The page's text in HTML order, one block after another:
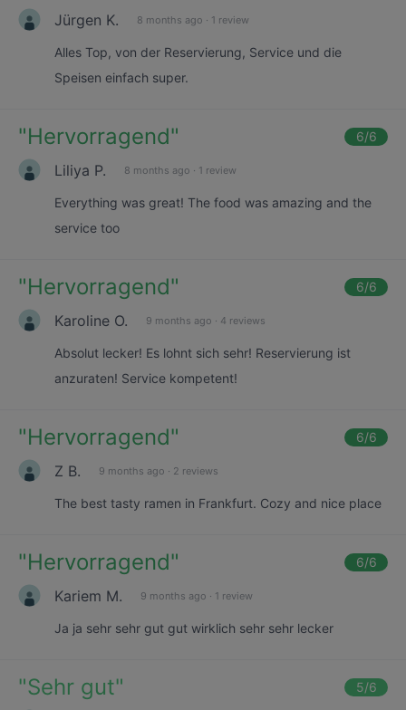
Jürgen K. 8 months ago · 1 review
Alles Top, von der Reservierung, Service und die
Speisen einfach super.
"Hervorragend" 6/6
Liliya P. 8 months ago · 1 review
Everything was great! The food was amazing and the
service too
"Hervorragend" 6/6
Karoline O. 9 months ago · 4 reviews
Absolut lecker! Es lohnt sich sehr! Reservierung ist
anzuraten! Service kompetent!
"Hervorragend" 6/6
Z B. 9 months ago · 2 reviews
The best tasty ramen in Frankfurt. Cozy and nice place
"Hervorragend" 6/6
Kariem M. 9 months ago · 1 review
Ja ja sehr sehr gut gut wirklich sehr sehr lecker
"Sehr gut" 5/6